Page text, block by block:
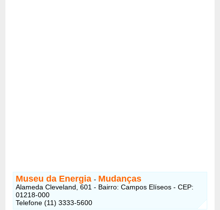
Museu da Energia- Mudanças
Alameda Cleveland, 601 - Bairro: Campos Elíseos - CEP:
01218-000
Telefone (11) 3333-5600